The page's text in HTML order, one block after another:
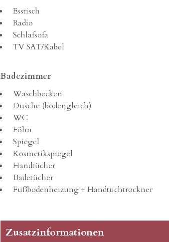
Esstisch
Radio
Schlafsofa
TV SAT/Kabel
Badezimmer
Waschbecken
Dusche (bodengleich)
WC
Föhn
Spiegel
Kosmetikspiegel
Handtücher
Badetücher
Fußbodenheizung + Handtuchtrockner
Zusatzinformationen